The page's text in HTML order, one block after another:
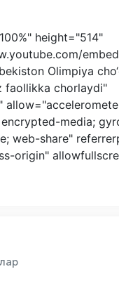
height="514"
Olimpiya
faollikka chorlaydi"
media;
web-share"
origin"